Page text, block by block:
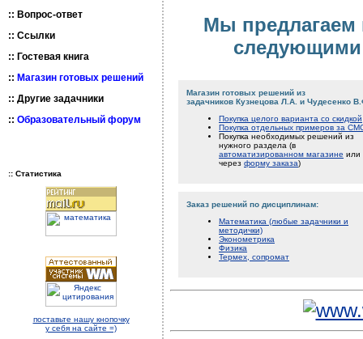
Мы предлагаем
следующими
Магазин готовых решений из
задачников Кузнецова Л.А. и Чудесенко
Покупка целого варианта со скидкой
Покупка отдельных примеров за
Покупка необходимых решений из
нужного раздела (в
автоматизированном магазине или
через форму заказа)
Заказ решений по дисциплинам:
Математика (любые задачники и
методички)
Эконометрика
Физика
Термех, сопромат
:: Вопрос-ответ
:: Ссылки
:: Гостевая книга
:: Магазин готовых решений
:: Другие задачники
:: Образовательный форум
:: Статистика
поставьте нашу кнопочку
у себя на сайте =)